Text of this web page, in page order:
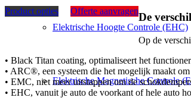
Elektrische Hoogte Controle (EHC)
Elektrische Magnetische Controle
Product opties
Offerte aanvragen
De
Op de
• Black Titan coating, optimaliseert het
• ARC®, een systeem die het mogelijk maakt
• EMC, niet meer uitstappen om de
• EHC, vanuit je auto de voorkant of hele auto